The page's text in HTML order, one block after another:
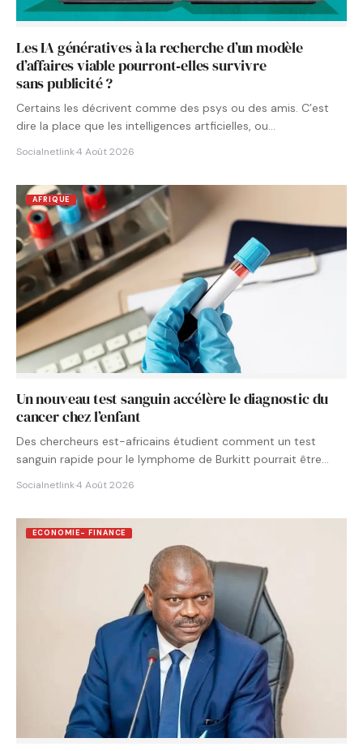
Les IA génératives à la recherche d’un modèle
d’affaires viable pourront‑elles survivre
sans publicité ?
Certains les décrivent comme des psys ou des amis. C’est
dire la place que les intelligences artficielles, ou…
Socialnetlink·4 Août 2026
AFRIQUE
Un nouveau test sanguin accélère le diagnostic du
cancer chez l’enfant
Des chercheurs est-africains étudient comment un test
sanguin rapide pour le lymphome de Burkitt pourrait être
Socialnetlink·4 Août 2026
ECONOMIE- FINANCE